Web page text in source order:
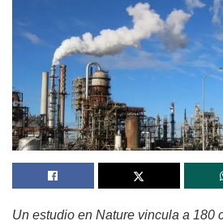
Un estudio en Nature vincula a 180